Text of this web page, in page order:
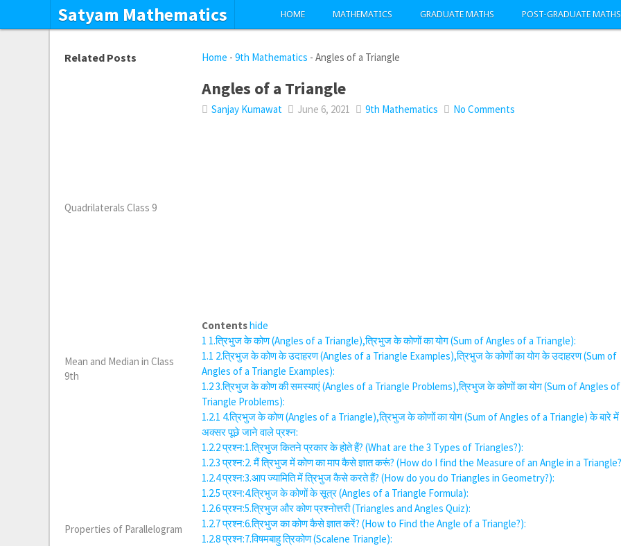
Satyam Mathematics HOME MATHEMATICS GRADUATE MATHS POST-GRADUATE MATHS
Home -9th Mathematics -Angles of a Triangle
Angles of a Triangle
Sanjay Kumawat June 6, 2021 9th Mathematics No Comments
Contentshide
1 1.त्रिभुज के कोण (Angles of a Triangle),त्रिभुज के कोणों का योग (Sum of Angles of a Triangle):
1.1 2.त्रिभुज के कोण के उदाहरण (Angles of a Triangle‌ Examples),त्रिभुज के कोणों का योग के उदाहरण (Sum of
Angles of a Triangle Examples):
1.23.त्रिभुज के कोण की समस्याएं (Angles of a Triangle Problems),त्रिभुज के कोणों का योग (Sum of Angles
Triangle Problems):
1.2.1 4.त्रिभुज के कोण (Angles of a Triangle),त्रिभुज के कोणों का योग (Sum of Angles of a Triangle) के बारे में
अक्सर पूछे जाने वाले प्रश्न:
1.2.2प्रश्न:1.त्रिभुज कितने प्रकार के होते हैं? (What are the 3 Types of Triangles?):
1.2.3 प्रश्न:2. मैं त्रिभुज में कोण का माप कैसे ज्ञात करूं? (How do I find the Measure of an Angle in a
1.2.4प्रश्न:3.आप ज्यामिति में त्रिभुज कैसे करते हैं? (How do you do Triangles in Geometry?):
1.2.5 प्रश्न:4.त्रिभुज के कोणों के सूत्र (Angles of a Triangle Formula):
1.2.6प्रश्न:5.त्रिभुज और कोण प्रश्नोत्तरी (Triangles and Angles Quiz):
1.2.7प्रश्न:6.त्रिभुज का कोण कैसे ज्ञात करें? (How to Find the Angle of a Triangle?):
1.2.8प्रश्न:7.विषमबाहु त्रिकोण (Scalene Triangle):
Related Posts
Quadrilaterals Class 9
Mean and Median in Class
9th
Properties of Parallelogram